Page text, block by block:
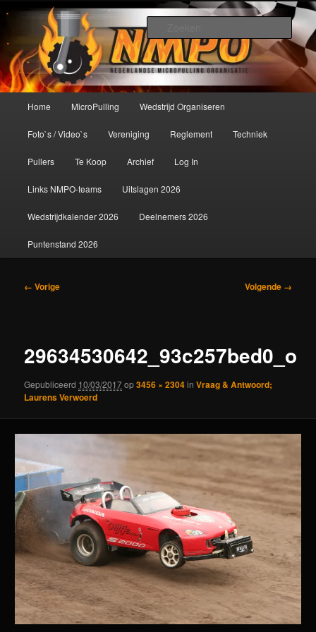
primaire
inhoudNederlandse MicroPulling
Organisatie
De meest krachtige modelbouwsport ter wereld!
Home MicroPulling Wedstrijd Organiseren
Foto`s / Video`s Vereniging Reglement Techniek
Pullers Te Koop Archief Log In
Links NMPO-teams Uitslagen 2026
Wedstrijdkalender 2026 Deelnemers 2026
Puntenstand 2026
Afbeeldingsnavigatie
← Vorige Volgende →
29634530642_93c257bed0_o
Gepubliceerd 10/03/2017op3456 × 2304inVraag & Antwoord;
Laurens Verwoerd